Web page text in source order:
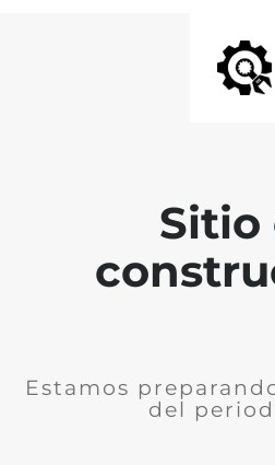
Sitio
Estamos
del